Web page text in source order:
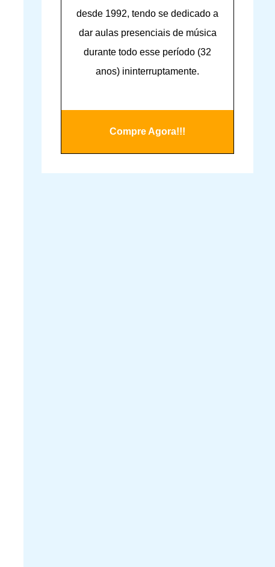
desde 1992, tendo se dedicado a
dar aulas presenciais de música
durante todo esse período (32
anos) ininterruptamente.
Compre Agora!!!